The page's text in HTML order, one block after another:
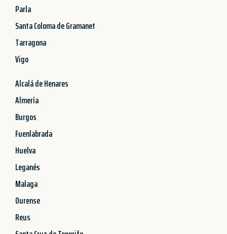
Parla
Santa Coloma de Gramanet
Tarragona
Vigo
Alcalá de Henares
Almería
Burgos
Fuenlabrada
Huelva
Leganés
Malaga
Ourense
Reus